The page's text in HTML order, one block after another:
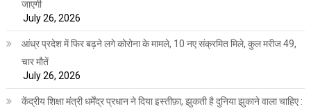
जाएगी
July 26, 2026
आंध्र प्रदेश में फिर बढ़ने लगे कोरोना के मामले, 10 नए संक्रमित मिले, कुल मरीज 49,
चार मौतें
July 26, 2026
केंद्रीय शिक्षा मंत्री धर्मेंद्र प्रधान ने दिया इस्तीफ़ा, झुकती है दुनिया झुकाने वाला चाहिए :